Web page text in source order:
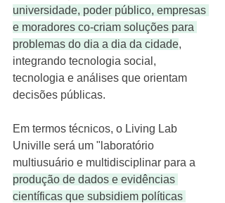
universidade, poder público, empresas
e moradores co-criam soluções para
problemas do dia a dia da cidade,
integrando tecnologia social,
tecnologia e análises que orientam
decisões públicas.
Em termos técnicos, o Living Lab
Univille será um "laboratório
multiusuário e multidisciplinar para a
produção de dados e evidências
científicas que subsidiem políticas